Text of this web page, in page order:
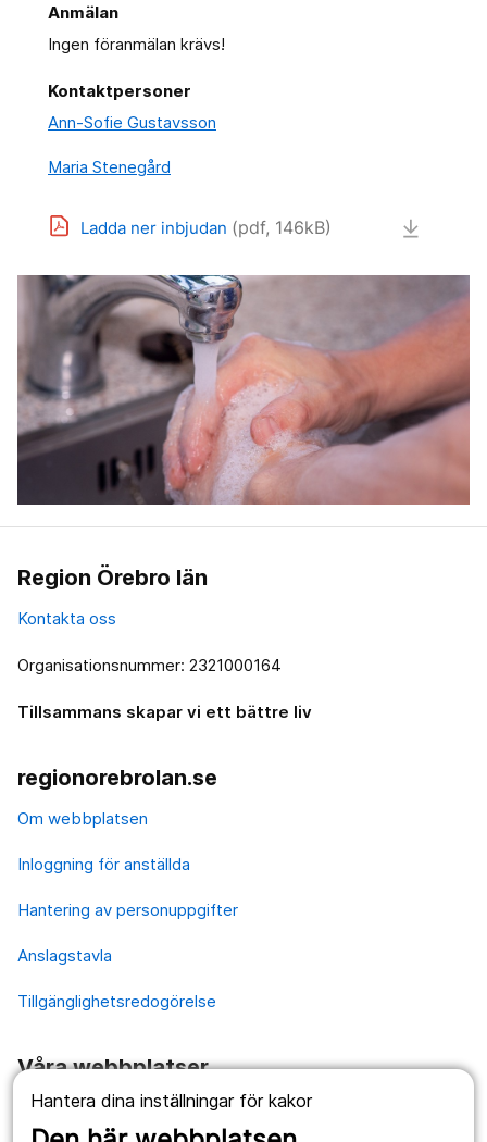
Hantera dina inställningar för kakor
Anmälan
Ingen föranmälan krävs!
Kontaktpersoner
Ann-Sofie Gustavsson
Maria Stenegård
Ladda ner inbjudan (pdf, 146kB)
Region Örebro län
Kontakta oss
Organisationsnummer: 2321000164
Tillsammans skapar vi ett bättre liv
regionorebrolan.se
Om webbplatsen
Inloggning för anställda
Hantering av personuppgifter
Anslagstavla
Tillgänglighetsredogörelse
Våra webbplatser
1177.se